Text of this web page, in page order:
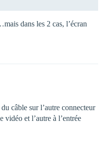
dans les 2 cas, l’écran
câble sur l’autre connecteur
et l’autre à l’entrée